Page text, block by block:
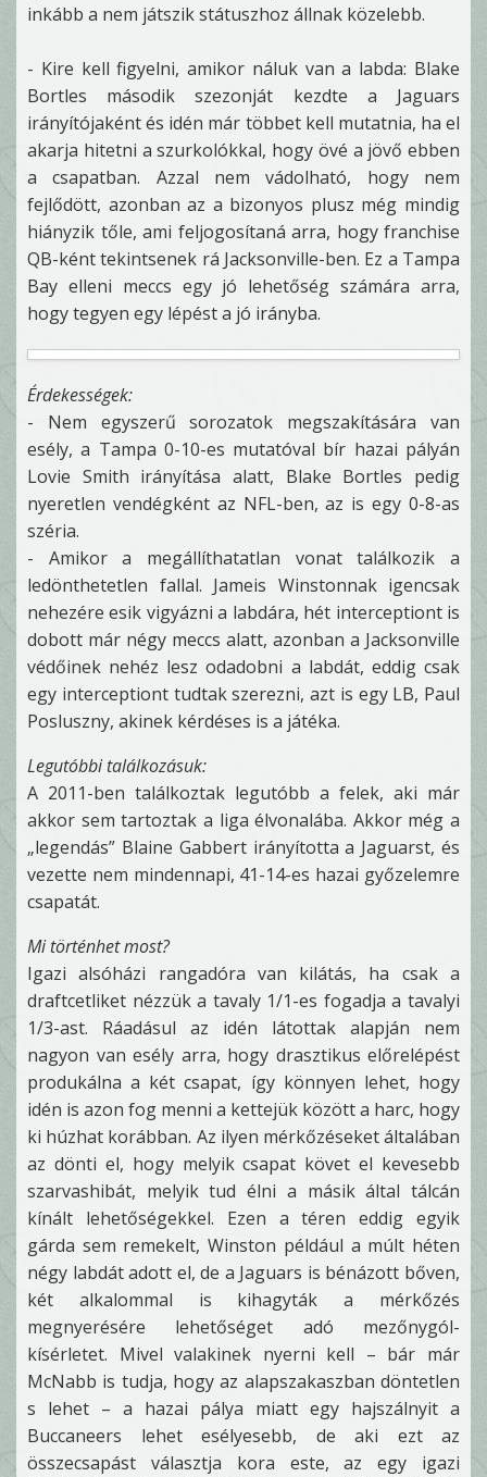
inkább a nem játszik státuszhoz állnak közelebb.
- Kire kell figyelni, amikor náluk van a labda: Blake
Bortles második szezonját kezdte a Jaguars
irányítójaként és idén már többet kell mutatnia, ha el
akarja hitetni a szurkolókkal, hogy övé a jövő ebben
a csapatban. Azzal nem vádolható, hogy nem
fejlődött, azonban az a bizonyos plusz még mindig
hiányzik tőle, ami feljogosítaná arra, hogy franchise
QB-ként tekintsenek rá Jacksonville-ben. Ez a Tampa
Bay elleni meccs egy jó lehetőség számára arra,
hogy tegyen egy lépést a jó irányba.
Érdekességek:
- Nem egyszerű sorozatok megszakítására van
esély, a Tampa 0-10-es mutatóval bír hazai pályán
Lovie Smith irányítása alatt, Blake Bortles pedig
nyeretlen vendégként az NFL-ben, az is egy 0-8-as
széria.
- Amikor a megállíthatatlan vonat találkozik a
ledönthetetlen fallal. Jameis Winstonnak igencsak
nehezére esik vigyázni a labdára, hét interceptiont is
dobott már négy meccs alatt, azonban a Jacksonville
védőinek nehéz lesz odadobni a labdát, eddig csak
egy interceptiont tudtak szerezni, azt is egy LB, Paul
Posluszny, akinek kérdéses is a játéka.
Legutóbbi találkozásuk:
A 2011-ben találkoztak legutóbb a felek, aki már
akkor sem tartoztak a liga élvonalába. Akkor még a
„legendás” Blaine Gabbert irányította a Jaguarst, és
vezette nem mindennapi, 41-14-es hazai győzelemre
csapatát.
Mi történhet most?
Igazi alsóházi rangadóra van kilátás, ha csak a
draftcetliket nézzük a tavaly 1/1-es fogadja a tavalyi
1/3-ast. Ráadásul az idén látottak alapján nem
nagyon van esély arra, hogy drasztikus előrelépést
produkálna a két csapat, így könnyen lehet, hogy
idén is azon fog menni a kettejük között a harc, hogy
ki húzhat korábban. Az ilyen mérkőzéseket általában
az dönti el, hogy melyik csapat követ el kevesebb
szarvashibát, melyik tud élni a másik által tálcán
kínált lehetőségekkel. Ezen a téren eddig egyik
gárda sem remekelt, Winston például a múlt héten
négy labdát adott el, de a Jaguars is bénázott bőven,
két alkalommal is kihagyták a mérkőzés
megnyerésére lehetőséget adó mezőnygól-
kísérletet. Mivel valakinek nyerni kell – bár már
McNabb is tudja, hogy az alapszakaszban döntetlen
s lehet – a hazai pálya miatt egy hajszálnyit a
Buccaneers lehet esélyesebb, de aki ezt az
összecsapást választja kora este, az egy igazi